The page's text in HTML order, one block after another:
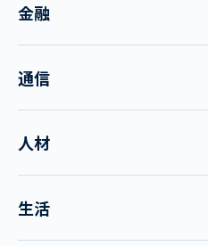
金融
通信
人材
生活